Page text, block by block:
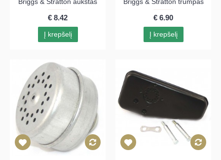
€ 8.42
Į krepšelį
€ 6.90
Į krepšelį